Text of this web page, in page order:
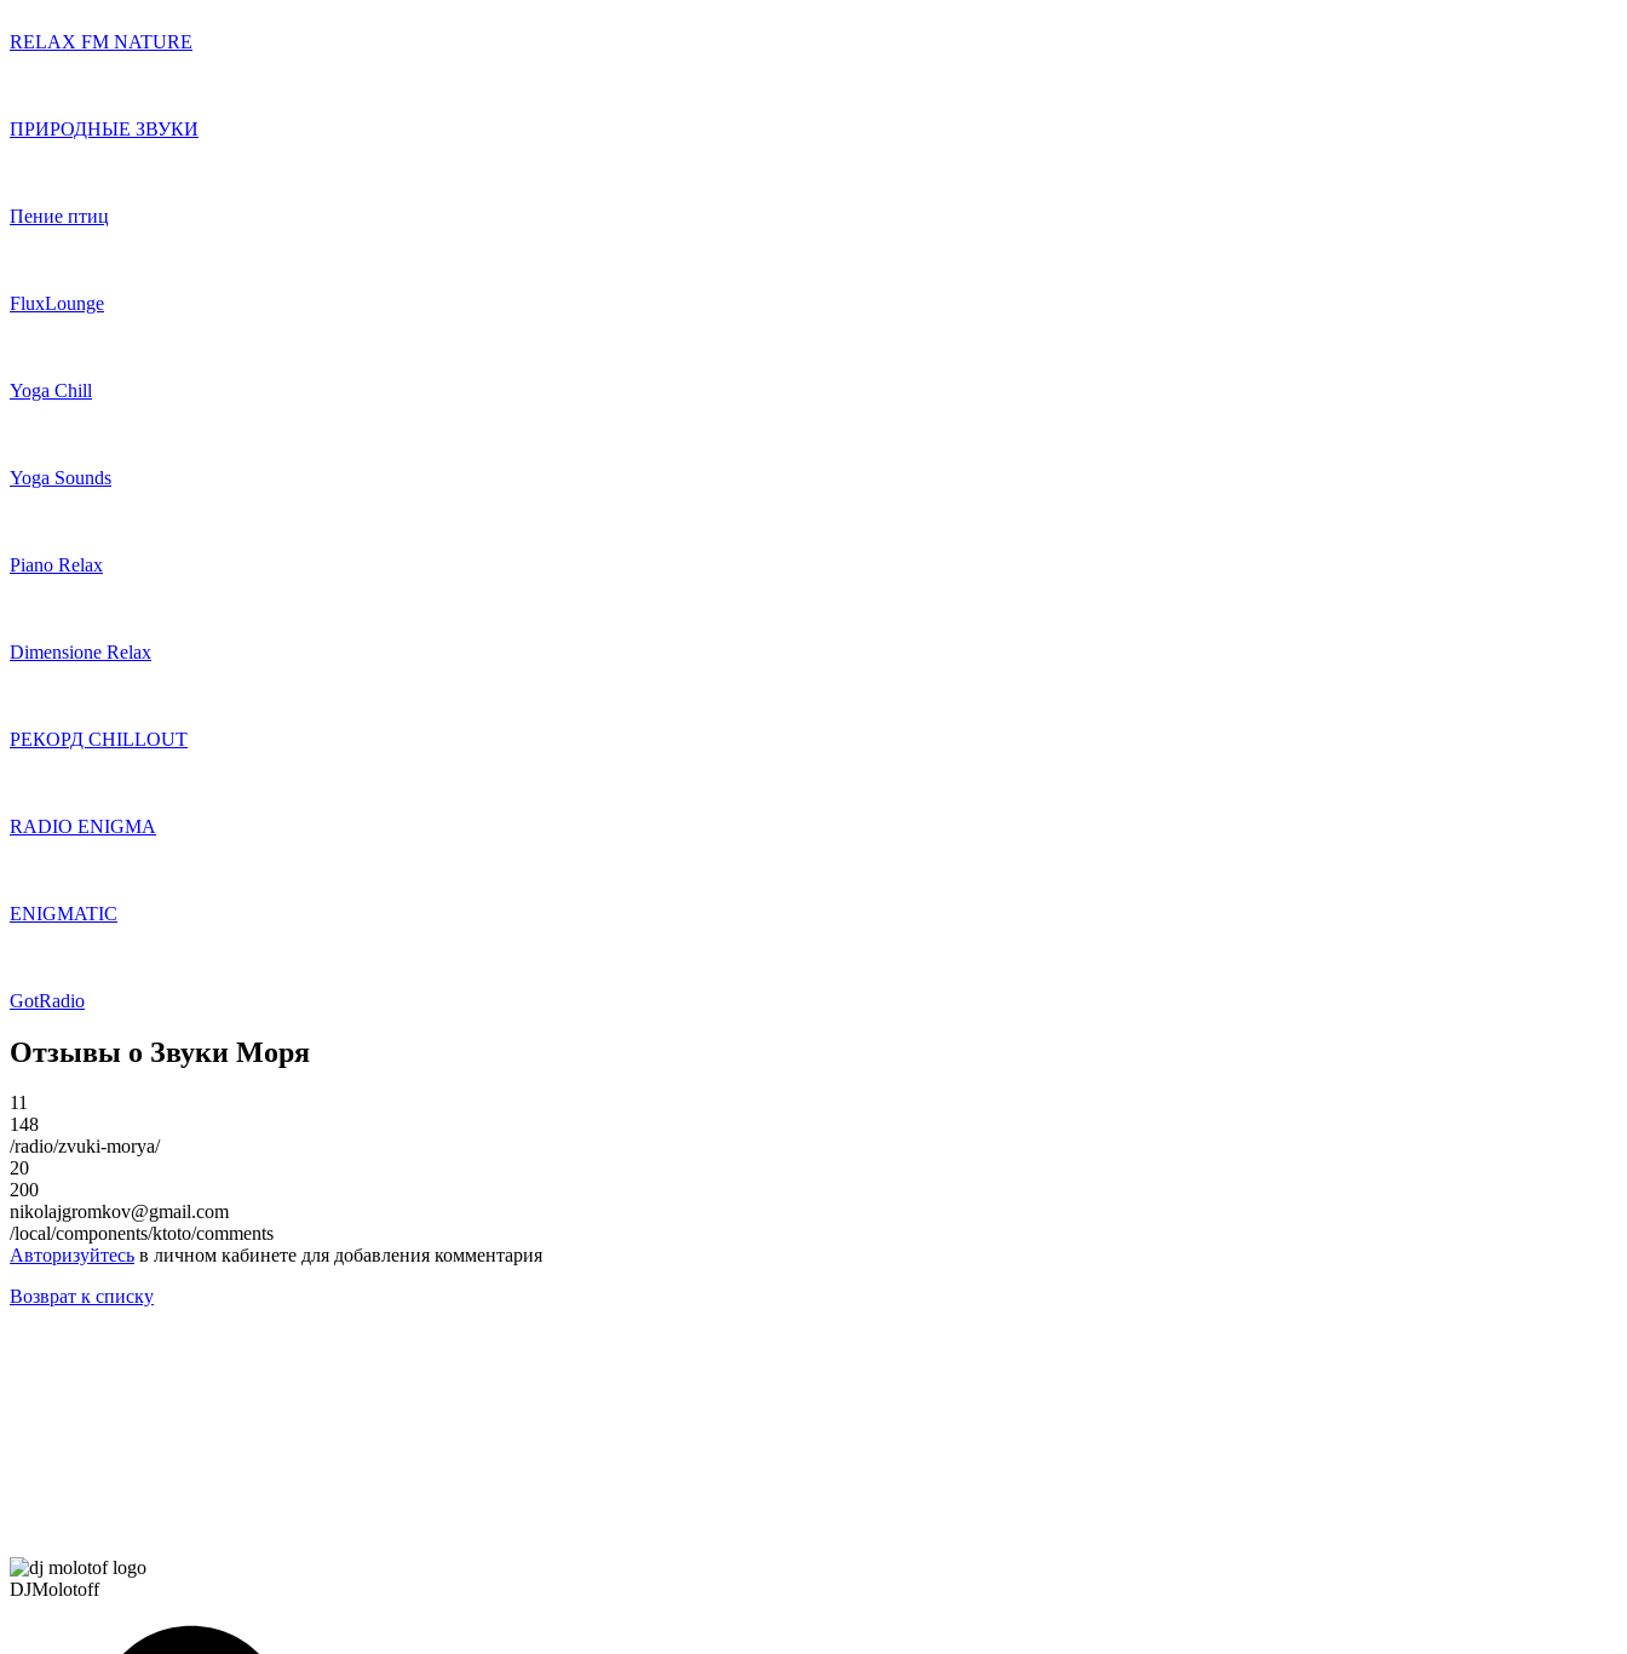
RELAX FM NATURE
ПРИРОДНЫЕ ЗВУКИ
Пение птиц
FluxLounge
Yoga Chill
Yoga Sounds
Piano Relax
Dimensione Relax
РЕКОРД CHILLOUT
RADIO ENIGMA
ENIGMATIC
GotRadio
Отзывы о Звуки Моря
11
148
/radio/zvuki-morya/
20
200
nikolajgromkov@gmail.com
/local/components/ktoto/comments
Авторизуйтесь в личном кабинете для добавления комментария
Возврат к списку
DJMolotoff